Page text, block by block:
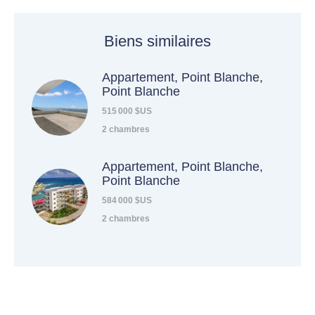
Biens similaires
Appartement, Point Blanche,
Point Blanche
515 000 $US
2 chambres
Appartement, Point Blanche,
Point Blanche
584 000 $US
2 chambres